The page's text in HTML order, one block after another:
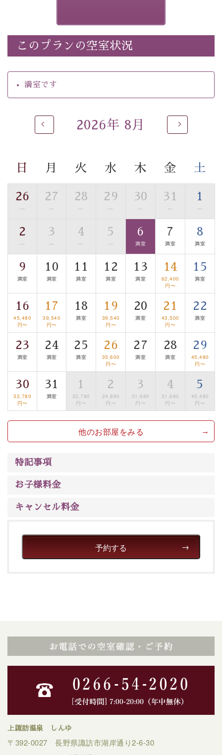
■お座敷風呂（大浴場）
温泉の成分に合わせ、防菌防カビの特殊素材の畳を使
※男性大浴場までのご移動には階段がございます。 予め
ご了承のほどお願いいたします。
貸切温泉風呂
（40分2000円）
眺望はございませんが、源泉掛け流しの温泉の質を楽し
■諏訪大社4社を巡る無料参拝バス
豊富な知識を持ったドライバー兼ガイドが諏訪大社をご
は【3日前まで】にお電話ください。
※交通規制などにより運行できない日がございます
※年末年始及び御柱祭前後は運行しておりません
以上がプラン内容です。
上諏訪温泉“しんゆ”なら諏訪大社など歴史ある諏訪の街
で心癒されます。
清らかな源泉、自然の恵みあるお食事、諏訪湖に包まれ
るお部屋、 大人のたしなみを感じていただける、美しく
癒される宿で贅沢に幸せのときを安心してお過ごしくだ
このプランの空室状況
満室です
2026年 8月
日 月 火 水 木 金 土
26
—
27
—
28
—
29
—
30
—
31
—
1
—
2
—
3
—
4
—
5
—
6
満室
7
満室
8
満室
9
満室
10
満室
11
満室
12
満室
13
満室
14
62,400
円〜
15
満室
16
45,480
円〜
17
39,540
円〜
18
満室
19
39,540
円〜
20
満室
21
43,500
円〜
22
満室
23
満室
24
満室
25
満室
26
35,600
円〜
27
満室
28
満室
29
45,480
円〜
30
32,780
円〜
31
満室
1
32,780
円〜
2
24,860
円〜
3
31,680
円〜
4
31,680
円〜
5
45,480
円〜
他のお部屋をみる
特記事項
お子様料金
キャンセル料金
予約する
上諏訪温泉 しんゆ
〒392-0027 長野県諏訪市湖岸通り2-6-30